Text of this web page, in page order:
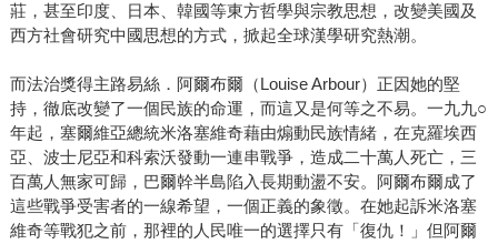
莊，甚至印度、日本、韓國等東方哲學與宗教思想，改變美國及
西方社會研究中國思想的方式，掀起全球漢學研究熱潮。
而法治獎得主路易絲．阿爾布爾（Louise Arbour）正因她的堅
持，徹底改變了一個民族的命運，而這又是何等之不易。一九九○
年起，塞爾維亞總統米洛塞維奇藉由煽動民族情緒，在克羅埃西
亞、波士尼亞和科索沃發動一連串戰爭，造成二十萬人死亡，三
百萬人無家可歸，巴爾幹半島陷入長期動盪不安。阿爾布爾成了
這些戰爭受害者的一線希望，一個正義的象徵。在她起訴米洛塞
維奇等戰犯之前，那裡的人民唯一的選擇只有「復仇！」但阿爾